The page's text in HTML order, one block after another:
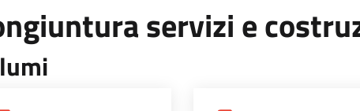
servizi e